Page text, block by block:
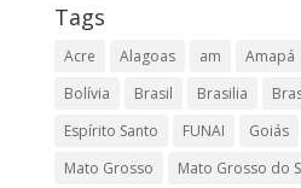
Tags
Acre Alagoas am Amapá
Bolívia
Brasil Brasilia
Espírito Santo
FUNAI Goiás
Mato Grosso
Mato Grosso do